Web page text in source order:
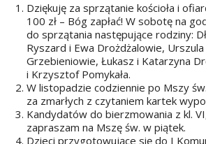
Dziękuję za sprzątanie kościoła i
100 zł – Bóg zapłać! W sobotę na
do sprzątania następujące rodziny:
Ryszard i Ewa Drożdżalowie, Urszula
Grzebieniowie, Łukasz i Katarzyna
i Krzysztof Pomykała.
W listopadzie codziennie po Mszy
za zmarłych z czytaniem kartek
Kandydatów do bierzmowania z kl.
zapraszam na Mszę św. w piątek.
Dzieci przygotowujące się do I